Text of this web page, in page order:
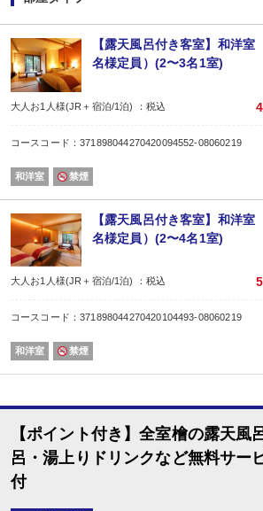
【開催場所】玄関ロビー・フロント前にて
【開催時間】18：30〜20：00
＼景品のお渡しがあるかも…？？／
※当日の状況により時間が変動する場合があります。
＝＝＝＝＝＝＝＝＝＝＝＝＝＝＝＝＝＝＝＝＝＝＝
◆お食事◆
-選べるご夕食-
【お食事処花鳥】季節の食材をふんだんに使用し
【お食事処風月】和牛しゃぶしゃぶ・お寿司がメイ
-ご朝食-
和食膳をご用意しております。
（通常は夕食＝(1)17:30〜(2)20:00〜（先着順で承
※満席になり次第、空いているお時間のご案内にな
◆食物アレルギーの対応について◆
食事の提供方法といたしまして、特定原材料等29
個別のメニュー変更、除去は承っておりません。
恐れ入りますが、29品目以外のアレルギー、苦手
露天風呂、内風呂 男女各１ヶ所
■炭酸泉風呂 男女各１ヶ所
■貸切風呂(無料/予約不要) ３ヶ所
【露天風呂付き客室】和洋
名様定員）(2〜3名1室)
大人お1人様(JR＋宿泊/1泊) ：税込
コースコード：371898044270420094552-08060219
和洋室 禁煙
【露天風呂付き客室】和洋
名様定員）(2〜4名1室)
大人お1人様(JR＋宿泊/1泊) ：税込
コースコード：371898044270420104493-08060219
和洋室 禁煙
【ポイント付き】全室檜の露天
呂・湯上りドリンクなど無料サー
付